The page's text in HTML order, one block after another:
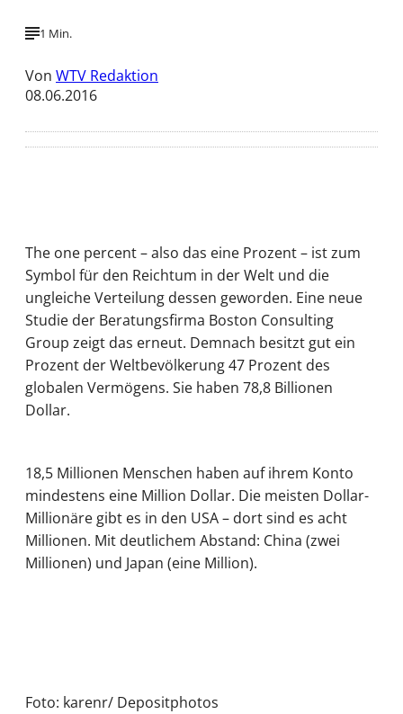
1 Min.
Von WTV Redaktion
08.06.2016
The one percent – also das eine Prozent – ist zum
Symbol für den Reichtum in der Welt und die
ungleiche Verteilung dessen geworden. Eine neue
Studie der Beratungsfirma Boston Consulting
Group zeigt das erneut. Demnach besitzt gut ein
Prozent der Weltbevölkerung 47 Prozent des
globalen Vermögens. Sie haben 78,8 Billionen
Dollar.
18,5 Millionen Menschen haben auf ihrem Konto
mindestens eine Million Dollar. Die meisten Dollar-
Millionäre gibt es in den USA – dort sind es acht
Millionen. Mit deutlichem Abstand: China (zwei
Millionen) und Japan (eine Million).
Foto: karenr/ Depositphotos